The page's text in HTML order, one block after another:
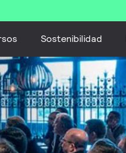
Sostenibilidad